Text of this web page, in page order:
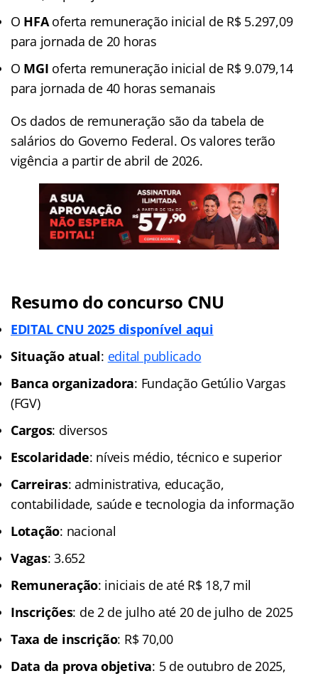
O HFAoferta remuneração inicial de R$ 5.297,09
para jornada de 20 horas
O MGI oferta remuneração inicial de R$ 9.079,14
para jornada de 40 horas semanais
Os dados de remuneração são da tabela de
salários do Governo Federal. Os valores terão
vigência a partir de abril de 2026.
Resumo do concurso CNU
EDITAL CNU 2025 disponível aqui
Situação atual: edital publicado
Banca organizadora: Fundação Getúlio Vargas
(FGV)
Cargos: diversos
Escolaridade: níveis médio, técnico e superior
Carreiras: administrativa, educação,
contabilidade, saúde e tecnologia da informação
Lotação: nacional
Vagas: 3.652
Remuneração: iniciais de até R$ 18,7 mil
Inscrições: de 2 de julho até 20 de julho de 2025
Taxa de inscrição: R$ 70,00
Data da prova objetiva: 5 de outubro de 2025,